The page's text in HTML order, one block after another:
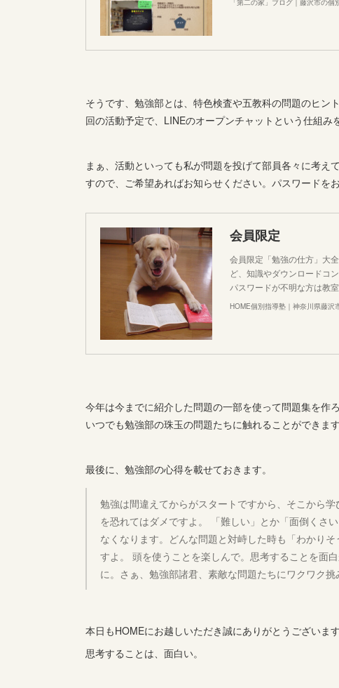
「第二の家」ブログ｜藤沢市の個
そうです、勉強部とは、特色検査や五教科の問題のヒン
回の活動予定で、LINEのオープンチャットという仕組み
まぁ、活動といっても私が問題を投げて部員各々に考え
すので、ご希望あればお知らせください。パスワードをお
会員限定
会員限定「勉強の仕方」大
ど、知識やダウンロードコ
パスワードが不明な方は教
HOME個別指導塾｜神奈川県藤沢
今年は今までに紹介した問題の一部を使って問題集を作
いつでも勉強部の珠玉の問題たちに触れることができます
最後に、勉強部の心得を載せておきます。
勉強は間違えてからがスタートですから、そこから
を恐れてはダメですよ。 「難しい」とか「面倒くさ
なくなります。どんな問題と対峙した時も「わかり
すよ。 頭を使うことを楽しんで。思考することを面
に。さぁ、勉強部諸君、素敵な問題たちにワクワク挑
本日もHOMEにお越しいただき誠にありがとうございます
思考することは、面白い。